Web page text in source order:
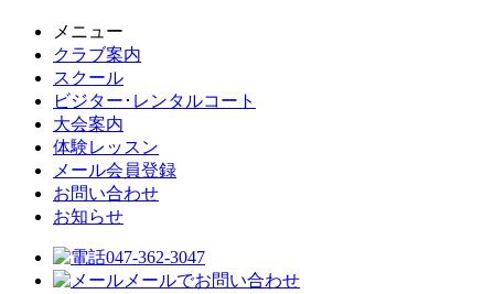
メニュー
クラブ案内
スクール
ビジター･レンタルコート
大会案内
体験レッスン
メール会員登録
お問い合わせ
お知らせ
047-362-3047
メールでお問い合わせ